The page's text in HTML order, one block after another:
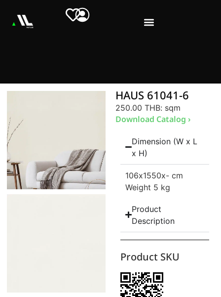
HAUS 61041-6
250.00 THB: sqm
Download Catalog ›
Dimension (W x L
x H)
106x1550x- cm
Weight 5 kg
Product
Description
Product SKU